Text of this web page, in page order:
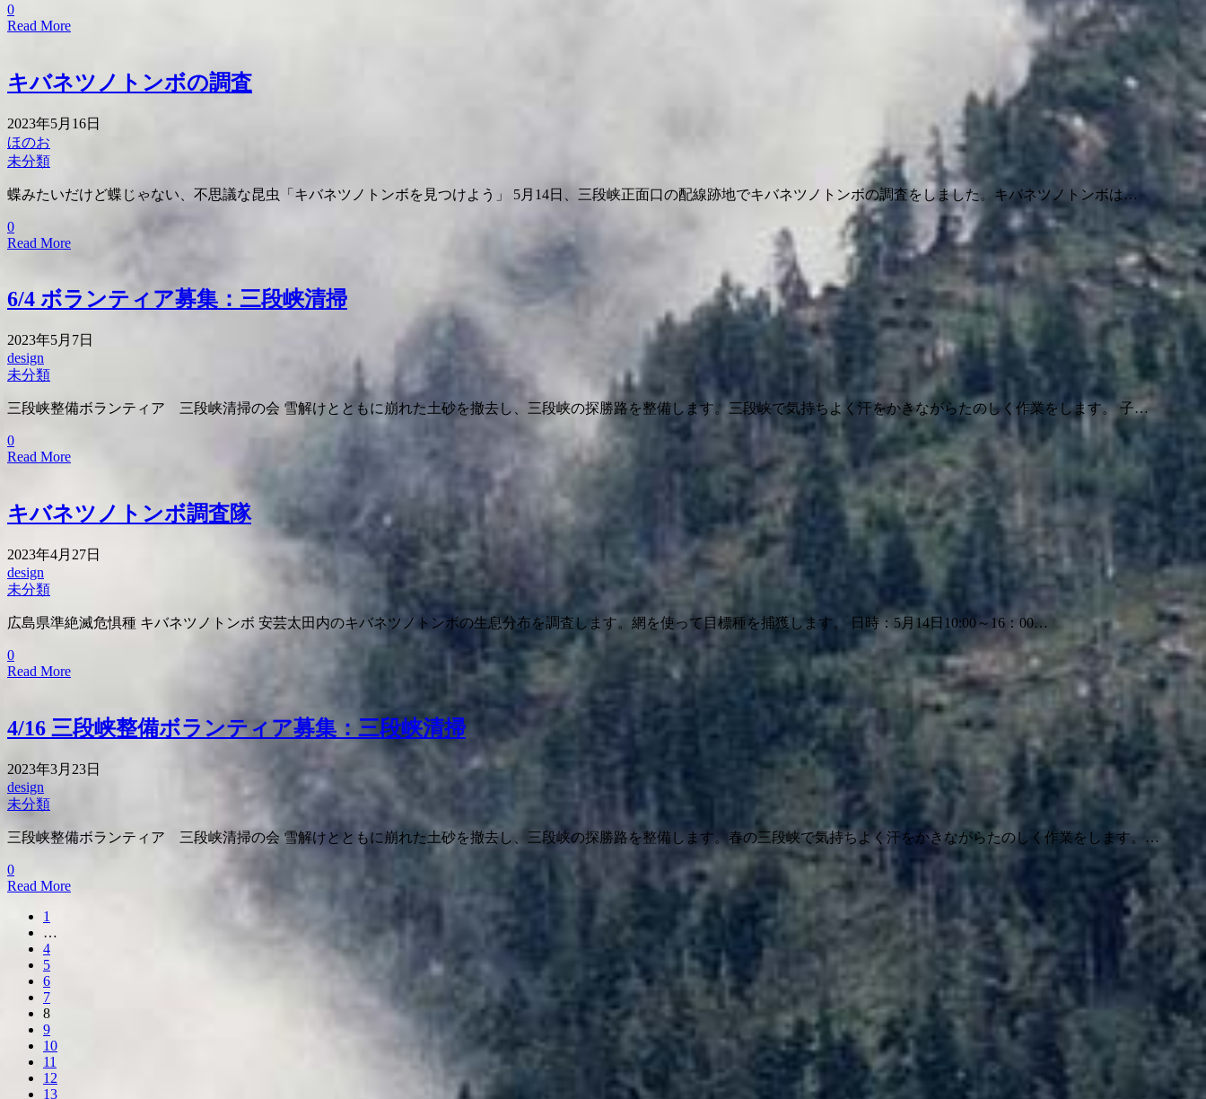
0
Read More
キバネツノトンボの調査
2023年5月16日
ほのお
未分類
蝶みたいだけど蝶じゃない、不思議な昆虫「キバネツノトンボを見つけよう」 5月14日、三段峡正面口の配線跡地でキバネツノトンボの調査をしました。キバネツノトンボは…
0
Read More
6/4 ボランティア募集：三段峡清掃
2023年5月7日
design
未分類
三段峡整備ボランティア 三段峡清掃の会 雪解けとともに崩れた土砂を撤去し、三段峡の探勝路を整備します。三段峡で気持ちよく汗をかきながらたのしく作業をします。 子…
0
Read More
キバネツノトンボ調査隊
2023年4月27日
design
未分類
広島県準絶滅危惧種 キバネツノトンボ 安芸太田内のキバネツノトンボの生息分布を調査します。網を使って目標種を捕獲します。 日時：5月14日10:00～16：00…
0
Read More
4/16 三段峡整備ボランティア募集：三段峡清掃
2023年3月23日
design
未分類
三段峡整備ボランティア 三段峡清掃の会 雪解けとともに崩れた土砂を撤去し、三段峡の探勝路を整備します。春の三段峡で気持ちよく汗をかきながらたのしく作業をします。…
0
Read More
1
…
4
5
6
7
8
9
10
11
12
13